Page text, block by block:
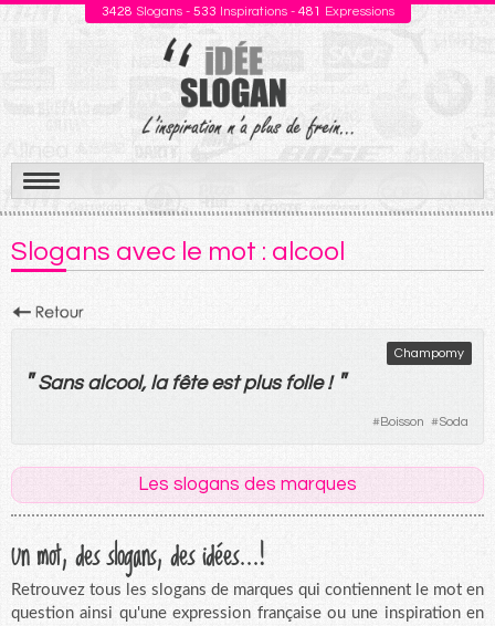
3428 Slogans - 533 Inspirations - 481 Expressions
Aller
au
contenu
Slogans avec le mot : alcool
Champomy
" Sans alcool, la fête est plus folle! "
#Boisson #Soda
Les slogans des marques
Un mot, des slogans, des idées...!
Retrouvez tous les slogans de marques qui contiennent le mot en
question ainsi qu'une expression française ou une inspiration en